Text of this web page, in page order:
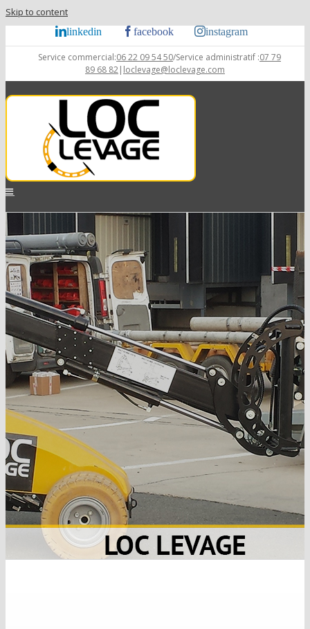
Skip to content
linkedin facebook instagram
Service commercial:06 22 09 54 50/Service administratif :07 79
89 68 82| loclevage@loclevage.com